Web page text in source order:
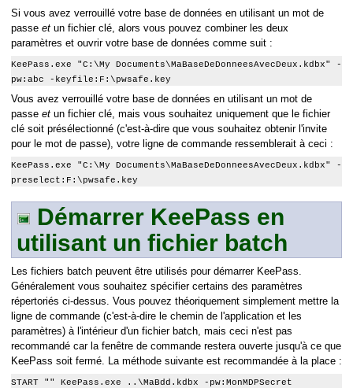
Si vous avez verrouillé votre base de données en utilisant un mot de
passe et un fichier clé, alors vous pouvez combiner les deux
paramètres et ouvrir votre base de données comme suit :
KeePass.exe "C:\My Documents\MaBaseDeDonneesAvecDeux.kdbx" -
pw:abc -keyfile:F:\pwsafe.key
Vous avez verrouillé votre base de données en utilisant un mot de
passe et un fichier clé, mais vous souhaitez uniquement que le fichier
clé soit présélectionné (c'est-à-dire que vous souhaitez obtenir l'invite
pour le mot de passe), votre ligne de commande ressemblerait à ceci :
KeePass.exe "C:\My Documents\MaBaseDeDonneesAvecDeux.kdbx" -
preselect:F:\pwsafe.key
Démarrer KeePass en
utilisant un fichier batch
Les fichiers batch peuvent être utilisés pour démarrer KeePass.
Généralement vous souhaitez spécifier certains des paramètres
répertoriés ci-dessus. Vous pouvez théoriquement simplement mettre la
ligne de commande (c'est-à-dire le chemin de l'application et les
paramètres) à l'intérieur d'un fichier batch, mais ceci n'est pas
recommandé car la fenêtre de commande restera ouverte jusqu'à ce que
KeePass soit fermé. La méthode suivante est recommandée à la place :
START "" KeePass.exe ..\MaBdd.kdbx -pw:MonMDPSecret